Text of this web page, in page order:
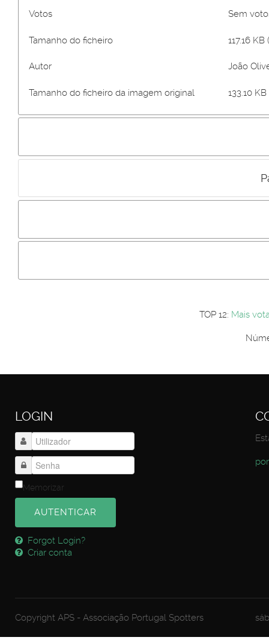
Votos Sem
Tamanho do ficheiro 117.16
Autor João
Tamanho do ficheiro da imagem original 133.10
Incluir imagem :
Os
Primeiro autentique-se...
TOP 12: Mais
LOGIN
Memorizar
AUTENTICAR
Forgot Login?
Criar conta
Copyright APS - Associação Portugal Spotters